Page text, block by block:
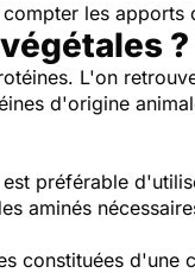
les apports
?
L'on
d'origine
préférable
aminés
constituées d'une